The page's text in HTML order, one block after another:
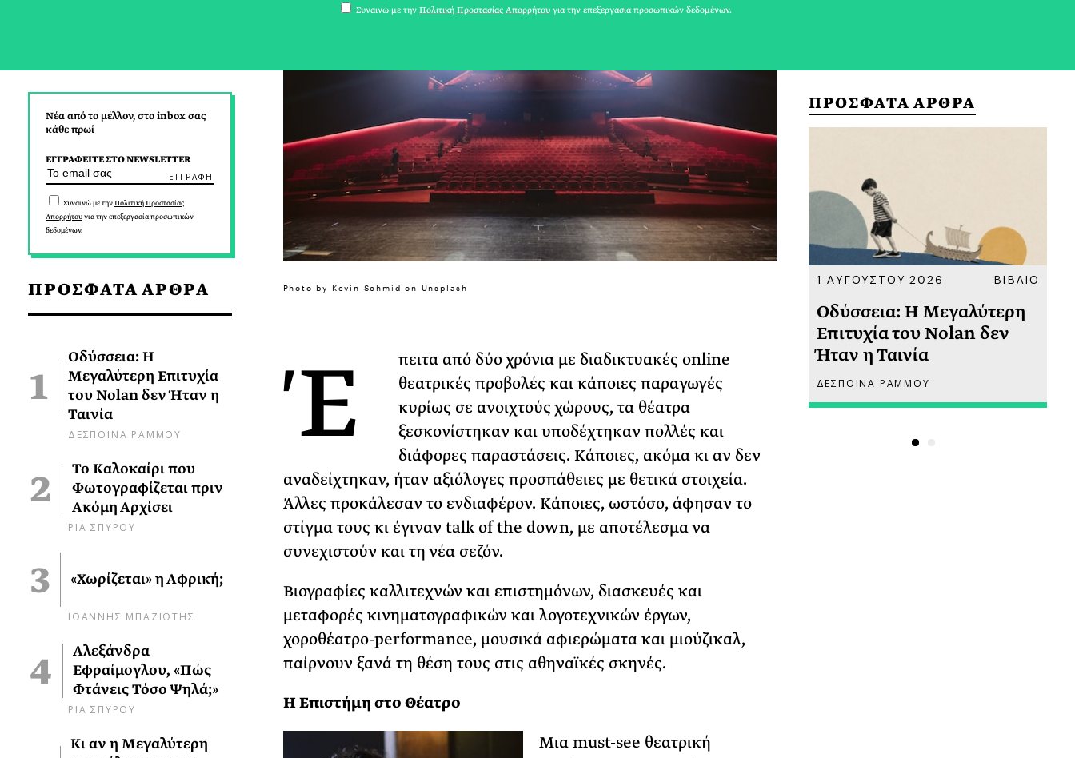
Νέα από το μέλλον, στο inbox σας
κάθε πρωί
ΕΓΓΡΑΦΕΙΤΕ ΣΤΟ NEWSLETTER
Συναινώ με τηνΠολιτική Προστασίας
Απορρήτουγια την επεξεργασία προσωπικών
δεδομένων.
ΠΡΟΣΦΑΤΑ ΑΡΘΡΑ
Οδύσσεια: Η
Μεγαλύτερη Επιτυχία
του Nolan δεν Ήταν η
Ταινία
ΔΕΣΠΟΙΝΑ ΡΑΜΜΟΥ
Το Καλοκαίρι που
Φωτογραφίζεται πριν
Ακόμη Αρχίσει
ΡΙΑ ΣΠΥΡΟΥ
«Χωρίζεται» η Αφρική;
ΙΩΑΝΝΗΣ ΜΠΑΖΙΩΤΗΣ
Αλεξάνδρα
Εφραίμογλου, «Πώς
Φτάνεις Τόσο Ψηλά;»
ΡΙΑ ΣΠΥΡΟΥ
Κι αν η Μεγαλύτερη
Photo by Kevin Schmid on Unsplash
Έ
πειτα από δύο χρόνια με διαδικτυακές online
θεατρικές προβολές και κάποιες παραγωγές
κυρίως σε ανοιχτούς χώρους, τα θέατρα
ξεσκονίστηκαν και υποδέχτηκαν πολλές και
διάφορες παραστάσεις. Κάποιες, ακόμα κι αν δεν
αναδείχτηκαν, ήταν αξιόλογες προσπάθειες με θετικά στοιχεία.
Άλλες προκάλεσαν το ενδιαφέρον. Κάποιες, ωστόσο, άφησαν το
στίγμα τους κι έγιναν talk of the down, με αποτέλεσμα να
συνεχιστούν και τη νέα σεζόν.
Βιογραφίες καλλιτεχνών και επιστημόνων, διασκευές και
μεταφορές κινηματογραφικών και λογοτεχνικών έργων,
χοροθέατρο-performance, μουσικά αφιερώματα και μιούζικαλ,
παίρνουν ξανά τη θέση τους στις αθηναϊκές σκηνές.
Η Επιστήμη στο Θέατρο
Μια must-see θεατρική
ΠΡΟΣΦΑΤΑ ΑΡΘΡΑ
Ακόμη Αρχίσει
ΡΙΑ ΣΠΥΡΟΥ
1 ΑΥΓΟΥΣΤΟΥ 2026 ΒΙΒΛΙΟ
Οδύσσεια: Η Μεγαλύτερη
Επιτυχία του Nolan δεν
Ήταν η Ταινία
ΔΕΣΠΟΙΝΑ ΡΑΜΜΟΥ
Συναινώ με την Πολιτική Προστασίας Απορρήτου για την επεξεργασία προσωπικών δεδομένων.